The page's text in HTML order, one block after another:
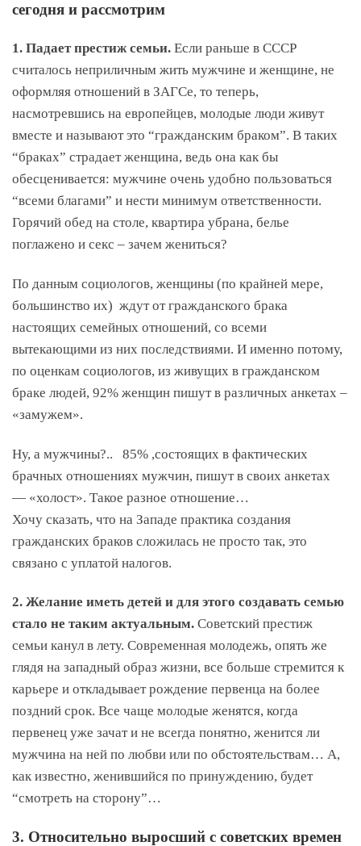
сегодня и рассмотрим
1. Падает престиж семьи. Если раньше в СССР
считалось неприличным жить мужчине и женщине, не
оформляя отношений в ЗАГСе, то теперь,
насмотревшись на европейцев, молодые люди живут
вместе и называют это “гражданским браком”. В таких
“браках” страдает женщина, ведь она как бы
обесценивается: мужчине очень удобно пользоваться
“всеми благами” и нести минимум ответственности.
Горячий обед на столе, квартира убрана, белье
поглажено и секс – зачем жениться?
По данным социологов, женщины (по крайней мере,
большинство их) ждут от гражданского брака
настоящих семейных отношений, со всеми
вытекающими из них последствиями. И именно потому,
по оценкам социологов, из живущих в гражданском
браке людей, 92% женщин пишут в различных анкетах –
«замужем».
Ну, а мужчины?.. 85% ,состоящих в фактических
брачных отношениях мужчин, пишут в своих анкетах
— «холост». Такое разное отношение…
Хочу сказать, что на Западе практика создания
гражданских браков сложилась не просто так, это
связано с уплатой налогов.
2. Желание иметь детей и для этого создавать семью
стало не таким актуальным. Советский престиж
семьи канул в лету. Современная молодежь, опять же
глядя на западный образ жизни, все больше стремится к
карьере и откладывает рождение первенца на более
поздний срок. Все чаще молодые женятся, когда
первенец уже зачат и не всегда понятно, женится ли
мужчина на ней по любви или по обстоятельствам… А,
как известно, женившийся по принуждению, будет
“смотреть на сторону”…
3. Относительно выросший с советских времен